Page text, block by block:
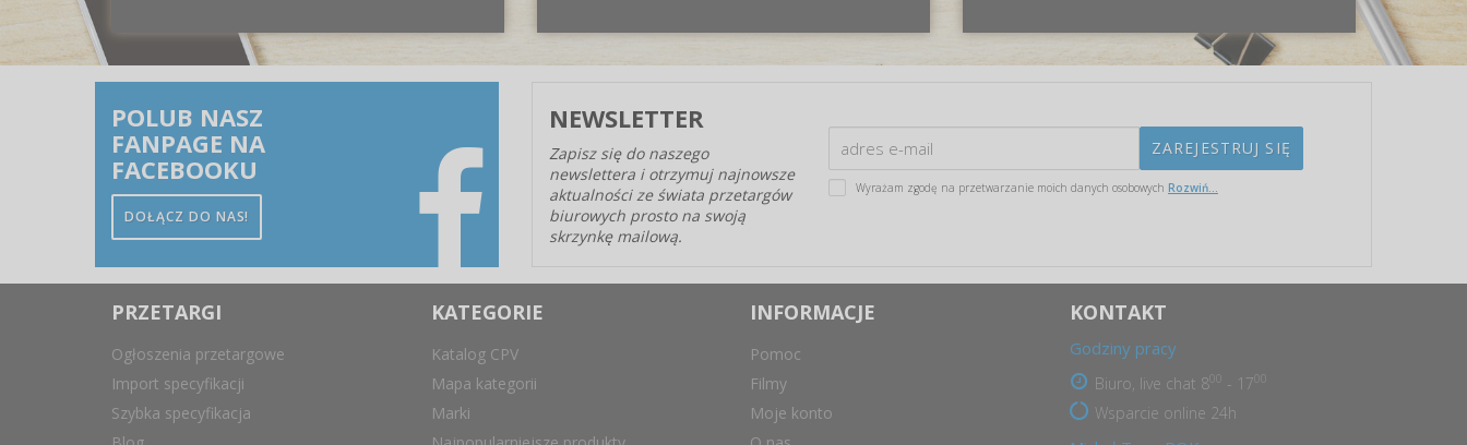
POLUB NASZ
FANPAGE NA
FACEBOOKU
DOŁĄCZ DO NAS!
NEWSLETTER
Zapisz się do naszego
newslettera i otrzymuj najnowsze
aktualności ze świata przetargów
biurowych prosto na swoją
skrzynkę mailową.
Wyrażam zgodę na przetwarzanie moich danych osobowych Rozwiń...
PRZETARGI
Ogłoszenia przetargowe
Import specyfikacji
Szybka specyfikacja
KATEGORIE
Katalog CPV
Mapa kategorii
Marki
INFORMACJE
Pomoc
Filmy
Moje konto
KONTAKT
Godziny pracy
Biuro, live chat 8 - 17
Wsparcie online 24h